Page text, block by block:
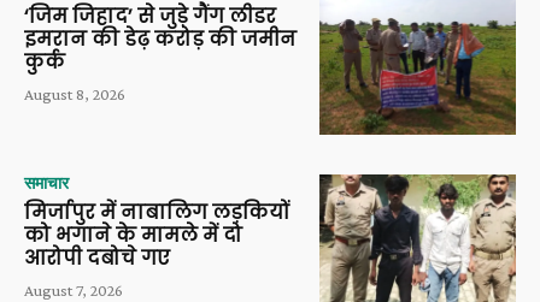
‘जिम जिहाद’ से जुड़े गैंग लीडर
इमरान की डेढ़ करोड़ की जमीन
कुर्क
August 8, 2026
समाचार
मिर्जापुर में नाबालिग लड़कियों
को भगाने के मामले में दो
आरोपी दबोचे गए
August 7, 2026